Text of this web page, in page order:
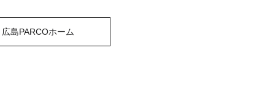
広島PARCOホーム